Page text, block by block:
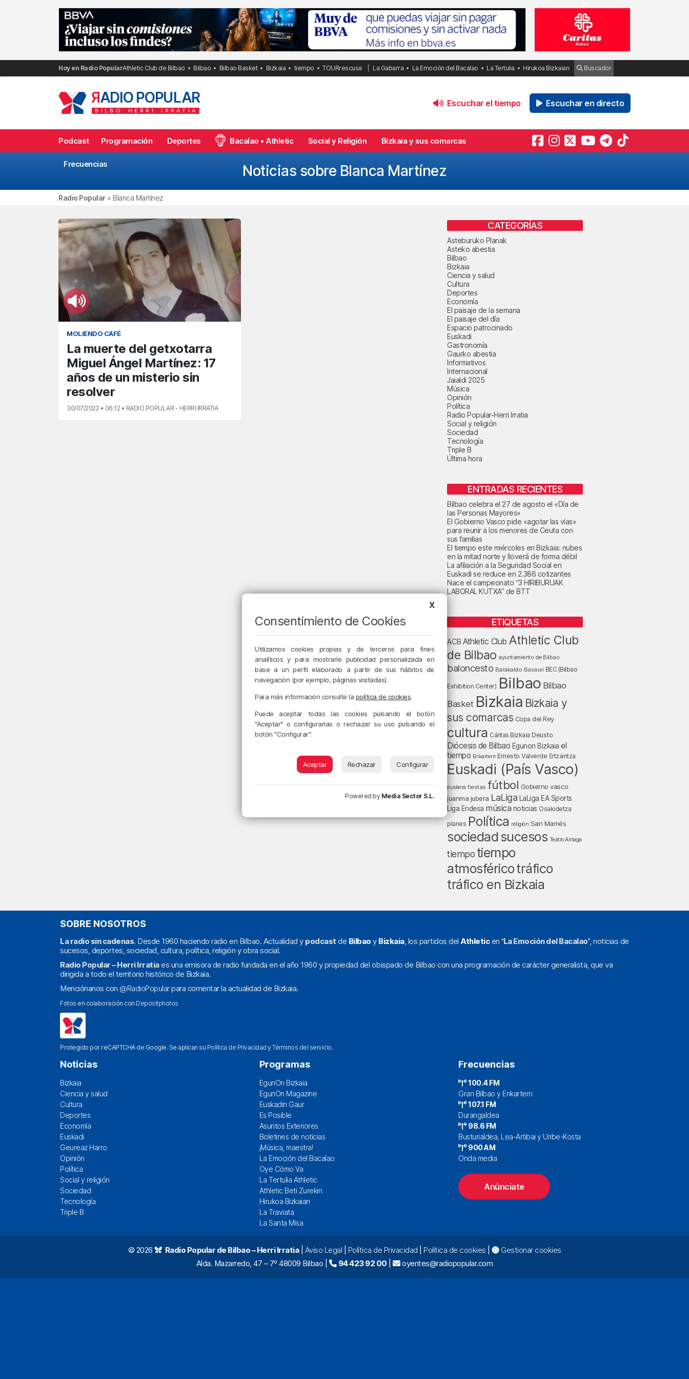
Hoy en Radio PopularAthletic Club de Bilbao Bilbao Bilbao Basket Bizkaia tiempo TOURrescusa La Gabarra La Emoción del Bacalao La Tertulia Hirukoa Bizkaian Buscador
RADIO POPULAR
BILBO HERRI IRRATIA
Escuchar el tiempo Escuchar en directo
Podcast Programación Deportes Bacalao • Athletic Social y Religión Bizkaia y sus comarcas
Frecuencias Noticias sobre Blanca Martínez
Radio Popular» Blanca Martínez
MOLIENDO CAFÉ
La muerte del getxotarra
Miguel Ángel Martínez: 17
años de un misterio sin
resolver
30/07/2022 • 06:12 • RADIO POPULAR - HERRI IRRATIA
CATEGORÍAS
Asteburuko Planak
Asteko abestia
Bilbao
Bizkaia
Ciencia y salud
Cultura
Deportes
Economía
El paisaje de la semana
El paisaje del día
Espacio patrocinado
Euskadi
Gastronomía
Gaurko abestia
Informativos
Internacional
Jaialdi 2025
Música
Opinión
Política
Radio Popular-Herri Irratia
Social y religión
Sociedad
Tecnología
Triple B
Última hora
ENTRADAS RECIENTES
Bilbao celebra el 27 de agosto el «Día de
las Personas Mayores»
El Gobierno Vasco pide «agotar las vías»
para reunir a los menores de Ceuta con
sus familias
El tiempo este miércoles en Bizkaia: nubes
en la mitad norte y lloverá de forma débil
La afiliación a la Seguridad Social en
Euskadi se reduce en 2.386 cotizantes
Nace el campeonato “3 HIRIBURUAK
LABORAL KUTXA” de BTT
ETIQUETAS
ACB Athletic Club Athletic Club
de Bilbao ayuntamiento de Bilbao
baloncesto Barakaldo Basauri BEC (Bilbao
Exhibition Center) Bilbao Bilbao
Basket Bizkaia Bizkaia y
sus comarcas Copa del Rey
cultura Cáritas Bizkaia Deusto
Diócesis de Bilbao Egunon Bizkaia el
tiempo Enkarterri Ernesto Valverde Ertzaintza
Euskadi (País Vasco)
euskera fiestas fútbol Gobierno vasco
juanma jubera LaLiga LaLiga EA Sports
Liga Endesa música noticias Osakidetza
planes Política religión San Mamés
sociedad sucesos Teatro Arriaga
tiempo tiempo
atmosféricotráfico
tráfico en Bizkaia
SOBRE NOSOTROS
La radio sin cadenas. Desde 1960 haciendo radio en Bilbao. Actualidad y podcast de Bilbao y Bizkaia, los partidos del Athleticen ‘La Emoción del Bacalao’, noticias de
sucesos, deportes, sociedad, cultura, política, religión y obra social.
Radio Popular – Herri Irratiaes una emisora de radio fundada en el año 1960 y propiedad del obispado de Bilbao con una programación de carácter generalista, que va
dirigida a todo el territorio histórico de Bizkaia.
Menciónanos con @RadioPopularpara comentar la actualidad de Bizkaia.
Fotos en colaboración con Depositphotos
Protegido por reCAPTCHA de Google. Se aplican su Política de Privacidad yTérminos del servicio.
Noticias
Bizkaia
Ciencia y salud
Cultura
Deportes
Economía
Euskadi
Geureaz Harro
Opinión
Política
Social y religión
Sociedad
Tecnología
Triple B
Programas
EgunOn Bizkaia
EgunOn Magazine
Euskadin Gaur
Es Posible
Asuntos Exteriores
Boletines de noticias
¡Música, maestra!
La Emoción del Bacalao
Oye Cómo Va
La Tertulia Athletic
Athletic Beti Zurekin
Hirukoa Bizkaian
La Traviata
La Santa Misa
Frecuencias
100.4 FM
Gran Bilbao y Enkarterri
107.1 FM
Durangaldea
98.6 FM
Busturialdea, Lea-Artibai y Uribe-Kosta
900 AM
Onda media
Anúnciate
© 2026 Radio Popular de Bilbao – Herri Irratia| Aviso Legal Política de Privacidad Política de cookies
Gestionar cookies
Alda. Mazarredo, 47 – 7º 48009 Bilbao |
94 423 92 00 | oyentes@radiopopular.com
X
Consentimiento de Cookies
Utilizamos cookies propias y de terceros para fines
analíticos y para mostrarle publicidad personalizada en
base a un perfil elaborado a partir de sus hábitos de
navegación (por ejemplo, páginas visitadas).
Para más información consulte la política de cookies.
Puede aceptar todas las cookies pulsando el botón
"Aceptar" o configurarlas o rechazar su uso pulsando el
botón "Configurar".
Aceptar Rechazar Configurar
Powered by Media Sector S.L.